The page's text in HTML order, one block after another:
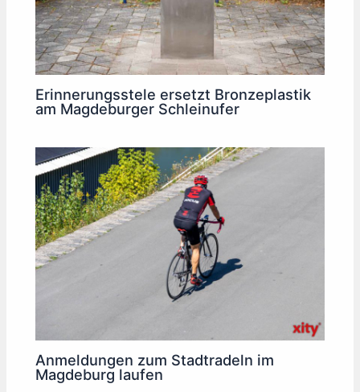
Erinnerungsstele ersetzt Bronzeplastik
am Magdeburger Schleinufer
Anmeldungen zum Stadtradeln im
Magdeburg laufen